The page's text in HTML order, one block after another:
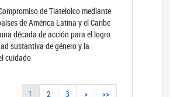
de Tlatelolco mediante
de América Latina y el Caribe
década de acción para el logro
sustantiva de género y la
cuidado
1 2 3 > >>